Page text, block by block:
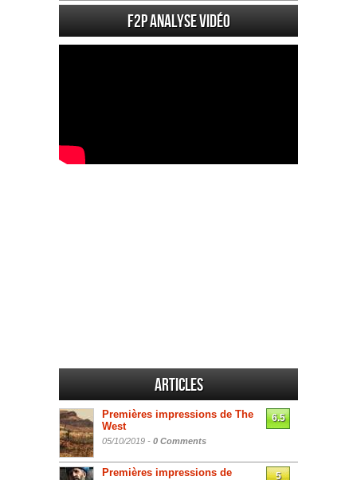
F2P Analyse vidéo
Articles
Premières impressions de The
West
05/10/2019 - 0 Comments
6.5
Premières impressions de
5